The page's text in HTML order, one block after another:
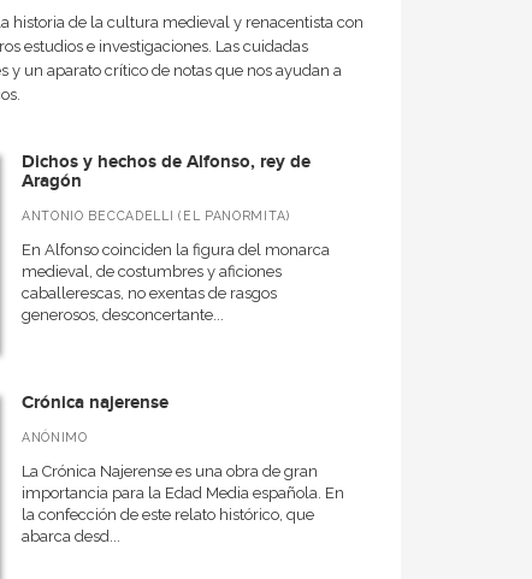
historia de la cultura medieval y renacentista con
estudios e investigaciones. Las cuidadas
y un aparato crítico de notas que nos ayudan a
Dichos y hechos de Alfonso, rey de
Aragón
ANTONIO BECCADELLI (EL PANORMITA)
En Alfonso coinciden la figura del monarca
medieval, de costumbres y aficiones
caballerescas, no exentas de rasgos
generosos, desconcertante...
Crónica najerense
ANÓNIMO
La Crónica Najerense es una obra de gran
importancia para la Edad Media española. En
la confección de este relato histórico, que
abarca desd...